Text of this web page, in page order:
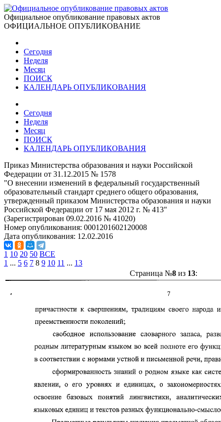
Официальное опубликование правовых актов
ОФИЦИАЛЬНОЕ ОПУБЛИКОВАНИЕ
Сегодня
Неделя
Месяц
ПОИСК
КАЛЕНДАРЬ ОПУБЛИКОВАНИЯ
Сегодня
Неделя
Месяц
ПОИСК
КАЛЕНДАРЬ ОПУБЛИКОВАНИЯ
Приказ Министерства образования и науки Российской
Федерации от 31.12.2015 № 1578
"О внесении изменений в федеральный государственный
образовательный стандарт среднего общего образования,
утвержденный приказом Министерства образования и науки
Российской Федерации от 17 мая 2012 г. № 413"
(Зарегистрирован 09.02.2016 № 41020)
Номер опубликования: 0001201602120008
Дата опубликования: 12.02.2016
1 10 20 50 ВСЕ
1 ... 5 6 7 8 9 10 11 ... 13
Страница №8из 13: